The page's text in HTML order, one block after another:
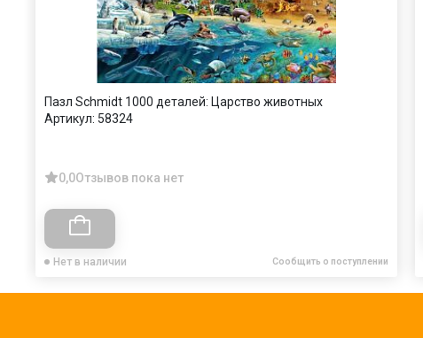
Пазл Schmidt 1000 деталей: Царство животных
Артикул: 58324
0,0Отзывов пока нет
Нет в наличии Сообщить о поступлении